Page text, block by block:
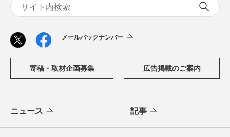
メールバックナンバー
寄稿・取材企画募集 広告掲載のご案内
ニュース 記事